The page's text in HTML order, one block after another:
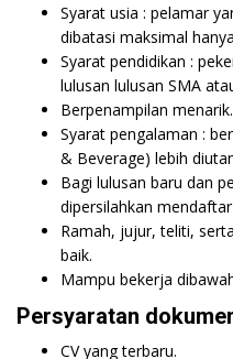
Syarat usia : pelamar
dibatasi maksimal
Syarat pendidikan :
lulusan lulusan SMA
Berpenampilan menarik.
Syarat pengalaman :
& Beverage) lebih
Bagi lulusan baru dan
dipersilahkan
Ramah, jujur, teliti,
baik.
Mampu bekerja
Persyaratan
CV yang terbaru.